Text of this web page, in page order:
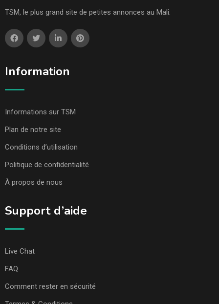
TSM, le plus grand site de petites annonces au Mali.
Information
Informations sur TSM
Plan de notre site
Conditions d’utilisation
Politique de confidentialité
À propos de nous
Support d’aide
Live Chat
FAQ
Comment rester en sécurité